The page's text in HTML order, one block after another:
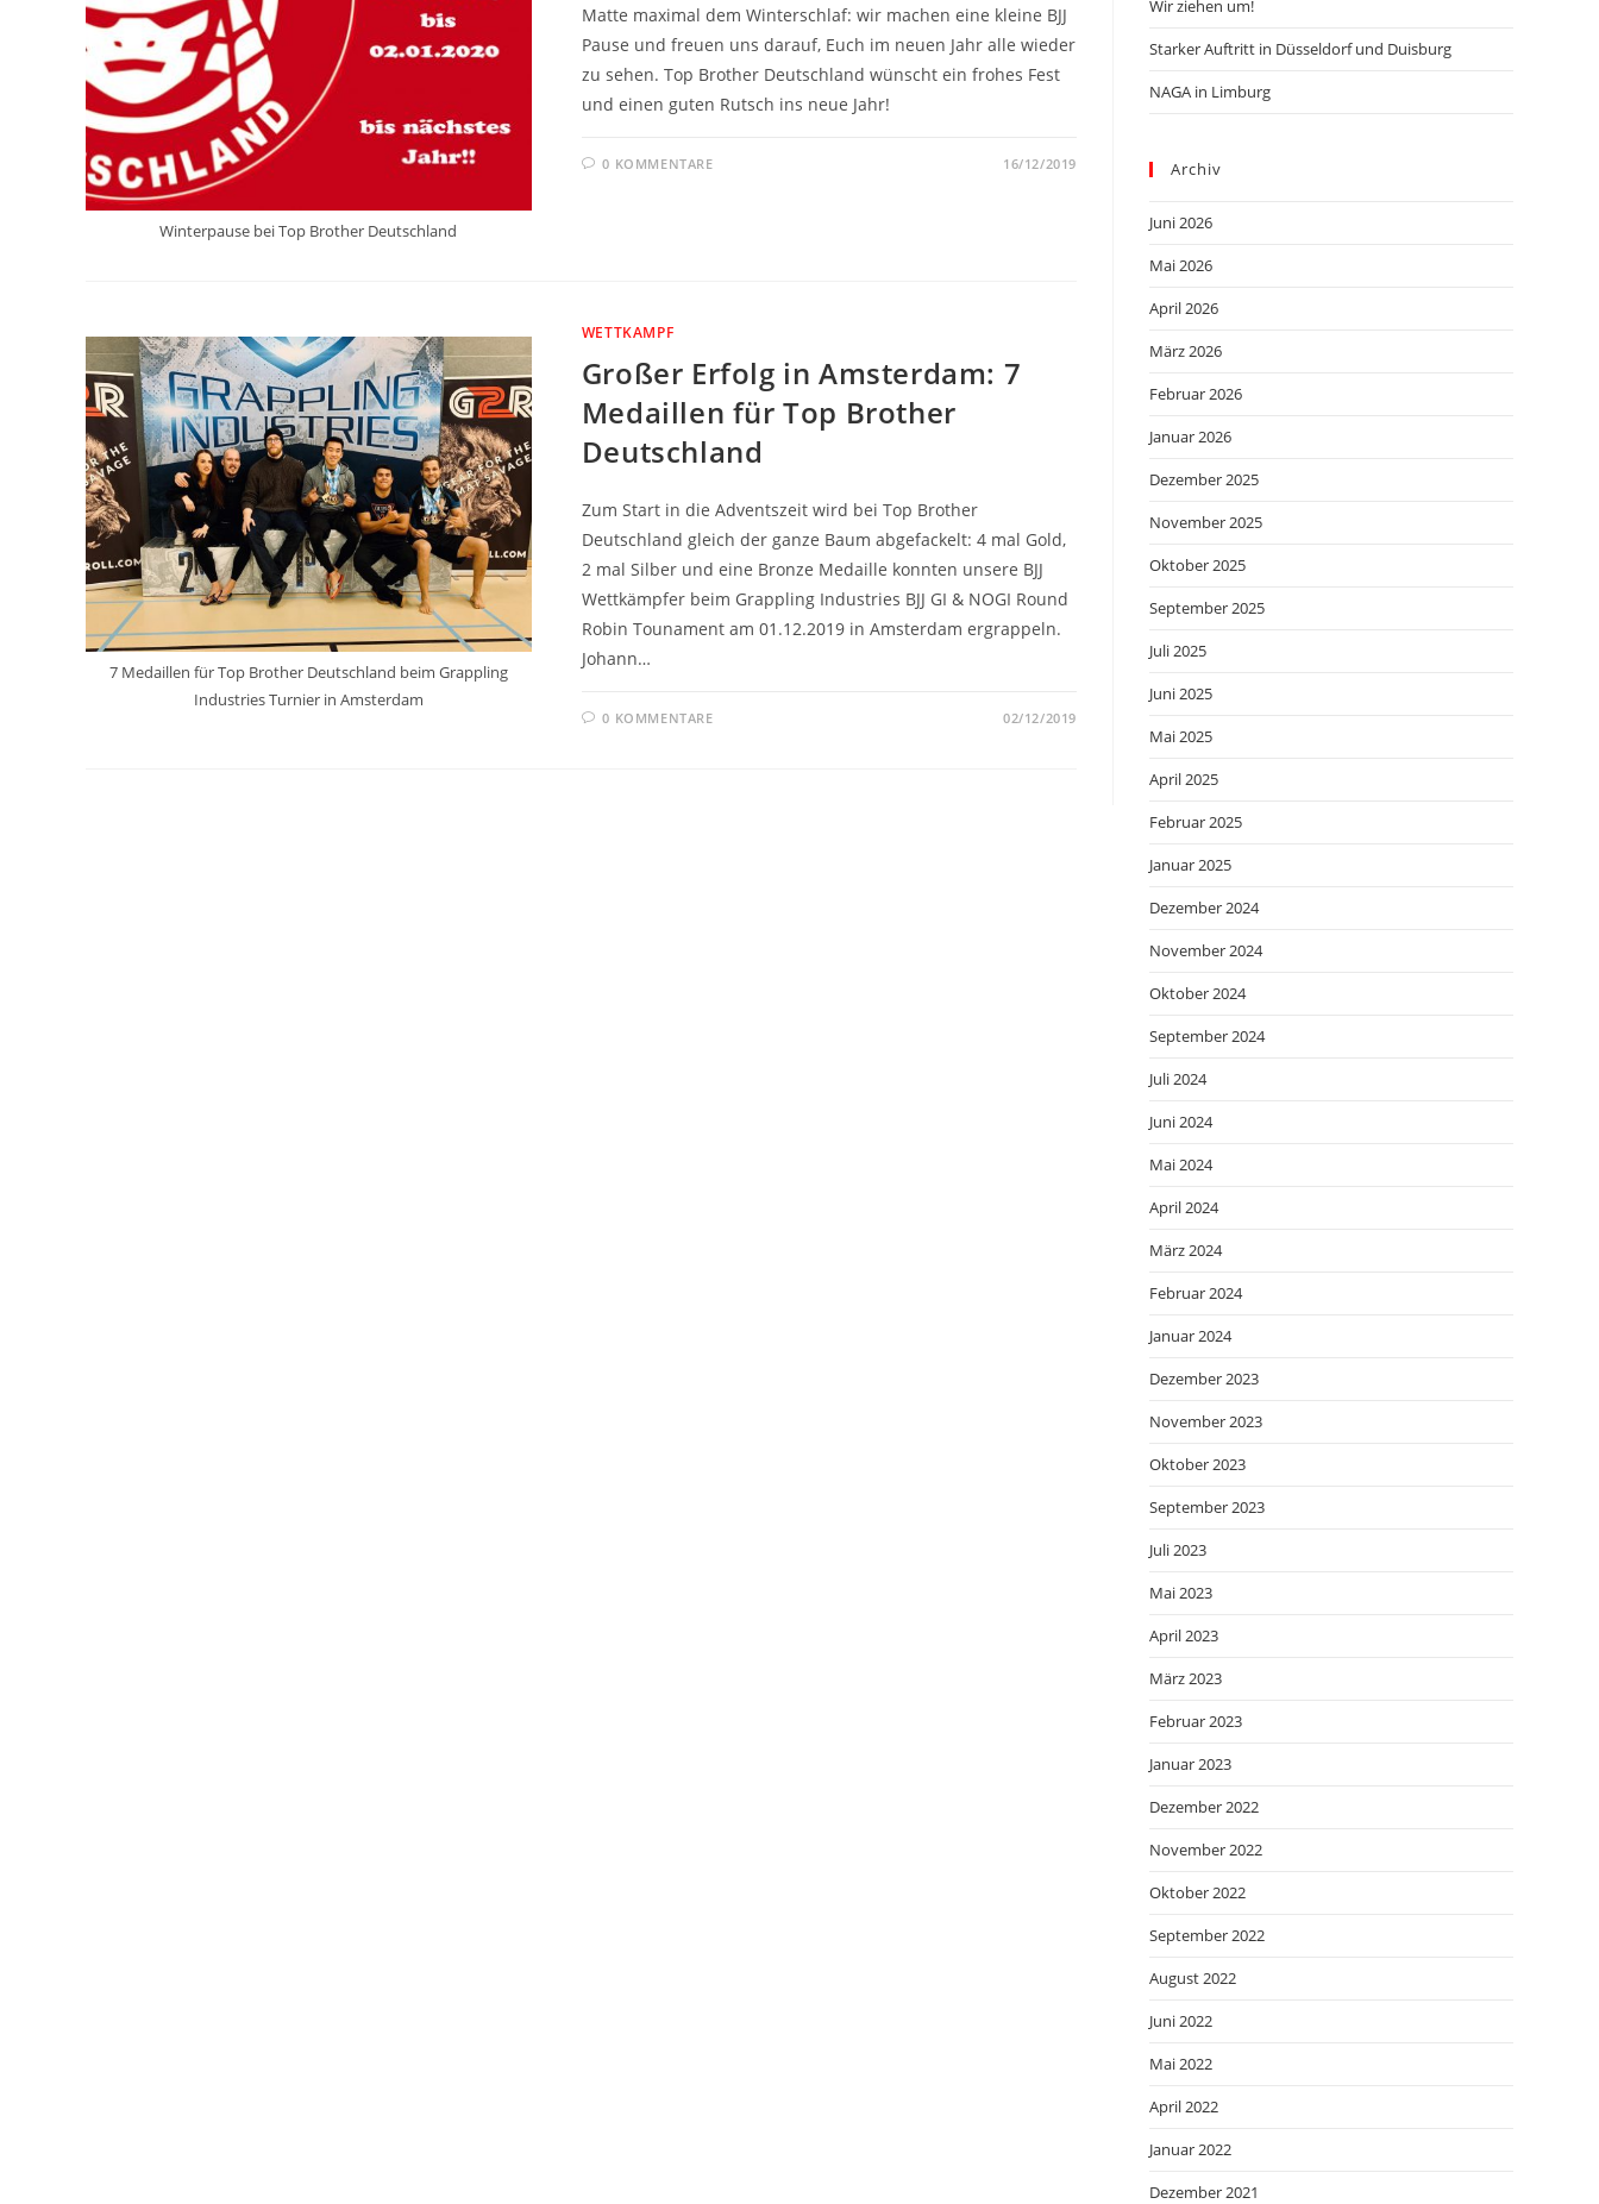
Winterpause bei Top Brother Deutschland
Matte maximal dem Winterschlaf: wir machen eine kleine BJJ
Pause und freuen uns darauf, Euch im neuen Jahr alle wieder
zu sehen. Top Brother Deutschland wünscht ein frohes Fest
und einen guten Rutsch ins neue Jahr!
0 KOMMENTARE 16/12/2019
7 Medaillen für Top Brother Deutschland beim Grappling
Industries Turnier in Amsterdam
WETTKAMPF
Großer Erfolg in Amsterdam: 7
Medaillen für Top Brother
Deutschland
Zum Start in die Adventszeit wird bei Top Brother
Deutschland gleich der ganze Baum abgefackelt: 4 mal Gold,
2 mal Silber und eine Bronze Medaille konnten unsere BJJ
Wettkämpfer beim Grappling Industries BJJ GI & NOGI Round
Robin Tounament am 01.12.2019 in Amsterdam ergrappeln.
Johann…
0 KOMMENTARE 02/12/2019
Wir ziehen um!
Starker Auftritt in Düsseldorf und Duisburg
NAGA in Limburg
Archiv
Juni 2026
Mai 2026
April 2026
März 2026
Februar 2026
Januar 2026
Dezember 2025
November 2025
Oktober 2025
September 2025
Juli 2025
Juni 2025
Mai 2025
April 2025
Februar 2025
Januar 2025
Dezember 2024
November 2024
Oktober 2024
September 2024
Juli 2024
Juni 2024
Mai 2024
April 2024
März 2024
Februar 2024
Januar 2024
Dezember 2023
November 2023
Oktober 2023
September 2023
Juli 2023
Mai 2023
April 2023
März 2023
Februar 2023
Januar 2023
Dezember 2022
November 2022
Oktober 2022
September 2022
August 2022
Juni 2022
Mai 2022
April 2022
Januar 2022
Dezember 2021